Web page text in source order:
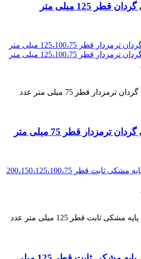
125 میلی متر
قطر 75 میلی متر عدد
قطر 75 میلی متر
ثابت قطر 125 میلی متر عدد